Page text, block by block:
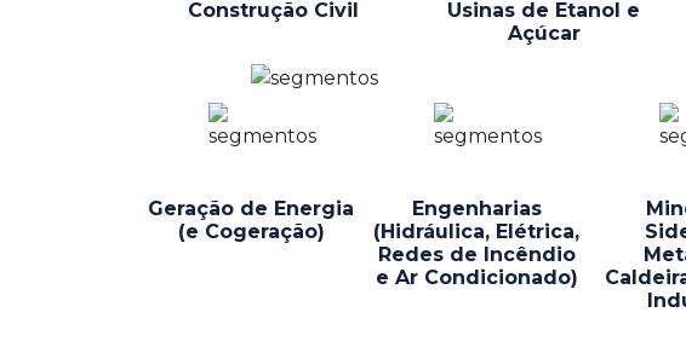
Construção Civil
Usinas de Etanol e
Açúcar
Geração de Energia
(e Cogeração)
Engenharias
(Hidráulica, Elétrica,
Redes de Incêndio
e Ar Condicionado)